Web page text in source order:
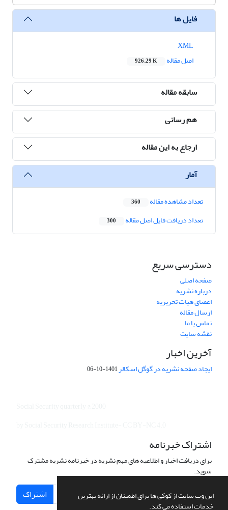
این وب سایت از کوکی ها برای اطمینان از ارائه بهترین
خدمات استفاده می کند.
فایل ها
اصل مقاله
926.29 K
سابقه مقاله
هم رسانی
ارجاع به این مقاله
آمار
تعداد مشاهده مقاله 360
تعداد دریافت فایل اصل مقاله 300
دسترسی سریع
صفحه اصلی
درباره نشریه
اعضای هیات تحریریه
ارسال مقاله
تماس با ما
نقشه سایت
آخرین اخبار
ایجاد صفحه نشریه در گوگل اسکالر1401-10-06
اشتراک خبرنامه
برای دریافت اخبار و اطلاعیه های مهم نشریه در خبرنامه نشریه مشترک
شوید.
اشتراک